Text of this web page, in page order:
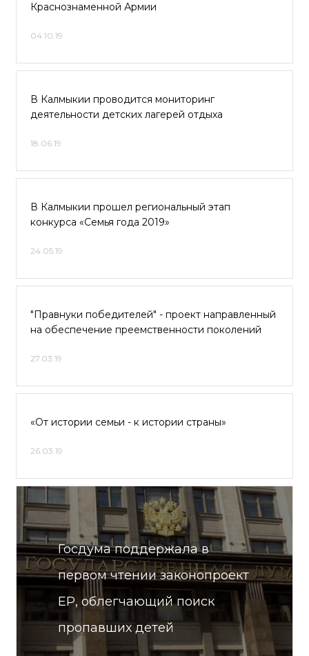
Краснознаменной Армии
04.10.19
В Калмыкии проводится мониторинг
деятельности детских лагерей отдыха
18.06.19
В Калмыкии прошел региональный этап
конкурса «Семья года 2019»
24.05.19
"Правнуки победителей" - проект направленный
на обеспечение преемственности поколений
27.03.19
«От истории семьи - к истории страны»
26.03.19
Госдума поддержала в
первом чтении законопроект
ЕР, облегчающий поиск
пропавших детей